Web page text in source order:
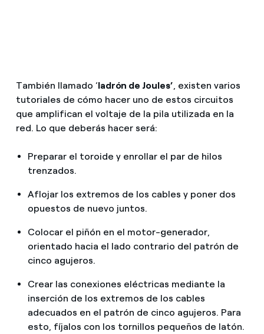
También llamado ‘ladrón de Joules’, existen varios
tutoriales de cómo hacer uno de estos circuitos
que amplifican el voltaje de la pila utilizada en la
red. Lo que deberás hacer será:
Preparar el toroide y enrollar el par de hilos
trenzados.
Aflojar los extremos de los cables y poner dos
opuestos de nuevo juntos.
Colocar el piñón en el motor-generador,
orientado hacia el lado contrario del patrón de
cinco agujeros.
Crear las conexiones eléctricas mediante la
inserción de los extremos de los cables
adecuados en el patrón de cinco agujeros. Para
esto, fíjalos con los tornillos pequeños de latón.